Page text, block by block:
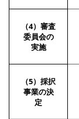
（4）審査
委員会の
実施
（5）採択
事業の決
定